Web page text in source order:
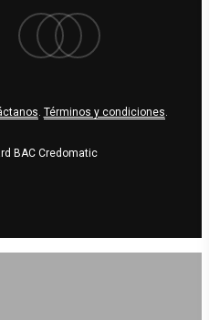
facebook
youtube
instagram
Términos y condiciones